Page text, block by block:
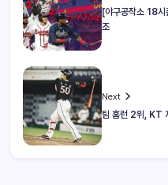
[야구공작소 18
조
Next
팀 홈런 2위, KT